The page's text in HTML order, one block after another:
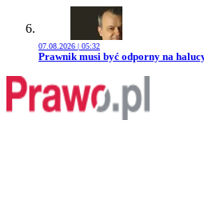
07.08.2026 | 05:32
Przejdź do artykułu:
Prawnik musi być odporny na